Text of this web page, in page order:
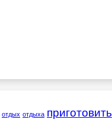
отдых отдыха приготовить